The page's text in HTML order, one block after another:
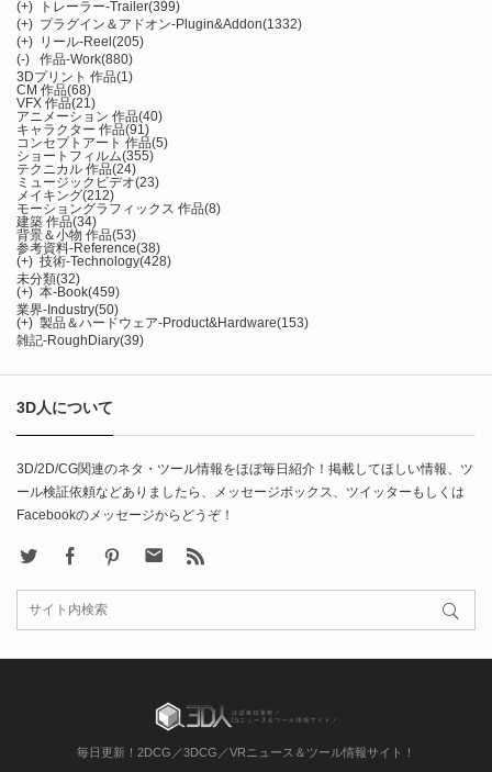
(+)
トレーラー-Trailer(399)
(+) プラグイン＆アドオン-Plugin&Addon(1332)
(+) リール-Reel(205)
(-)
作品-Work(880)
3Dプリント 作品(1)
CM 作品(68)
VFX 作品(21)
アニメーション 作品(40)
キャラクター 作品(91)
コンセプトアート 作品(5)
ショートフィルム(355)
テクニカル 作品(24)
ミュージックビデオ(23)
メイキング(212)
モーショングラフィックス 作品(8)
建築 作品(34)
背景＆小物 作品(53)
参考資料-Reference(38)
(+) 技術-Technology(428)
未分類(32)
(+) 本-Book(459)
業界-Industry(50)
(+) 製品＆ハードウェア-Product&Hardware(153)
雑記-RoughDiary(39)
3D人について
3D/2D/CG関連のネタ・ツール情報をほぼ毎日紹介！掲載してほしい情報、ツ
ール検証依頼などありましたら、メッセージボックス、ツイッターもしくは
Facebookのメッセージからどうぞ！
FacebookPinterest Contact
毎日更新！2DCG／3DCG／VRニュース＆ツール情報サイト！